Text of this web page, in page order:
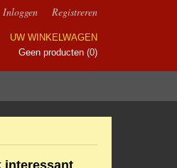
Inloggen Registreren
UW WINKELWAGEN
Geen producten (0)
interessant